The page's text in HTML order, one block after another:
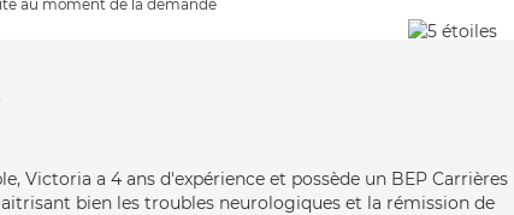
au moment de la demande
Victoria a 4 ans d'expérience et possède un BEP Carrières
bien les troubles neurologiques et la rémission de